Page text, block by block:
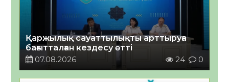
Қаржылық сауаттылықты арттыруға
бағытталған кездесу өтті
07.08.2026
24 0